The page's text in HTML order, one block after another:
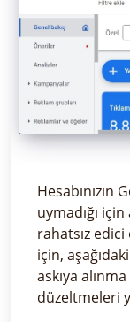
Hesabınızın
uymadığı için
rahatsız
için,
askıya
düzeltmeleri